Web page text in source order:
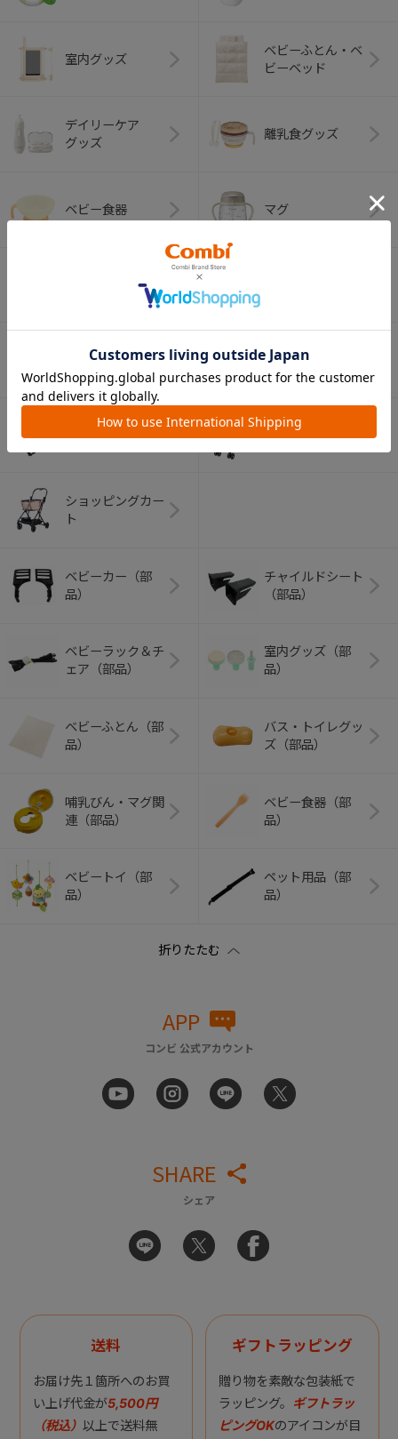
室内グッズ
ベビーふとん・ベ
ビーベッド
デイリーケア
グッズ
離乳食グッズ
ベビー食器 マグ
オーラルケア
ベビートイ
アウトドアグッズ
ペット用品
ショッピングカー
ト
ベビーカー（部
品）
チャイルドシート
（部品）
ベビーラック＆チ
ェア（部品）
室内グッズ（部
品）
ベビーふとん（部
品）
バス・トイレグッ
ズ（部品）
哺乳びん・マグ関
連（部品）
ベビー食器（部
品）
ベビートイ（部
品）
ペット用品（部
品）
APP
コンビ 公式アカウント
SHARE
シェア
送料
お届け先１箇所へのお買
い上げ代金が5,500円
（税込） 以上で送料無
ギフトラッピング
贈り物を素敵な包装紙で
ラッピング。 ギフトラッ
ピングOKのアイコンが目